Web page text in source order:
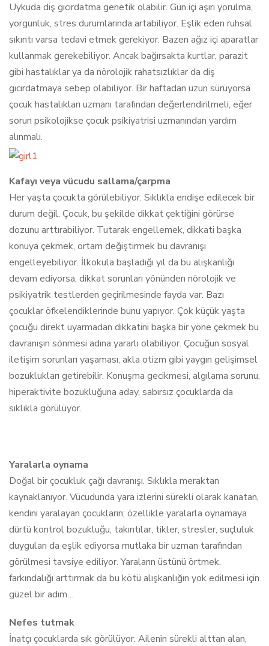
Uykuda diş gıcırdatma genetik olabilir. Gün içi aşırı yorulma,
yorgunluk, stres durumlarında artabiliyor. Eşlik eden ruhsal
sıkıntı varsa tedavi etmek gerekiyor. Bazen ağız içi aparatlar
kullanmak gerekebiliyor. Ancak bağırsakta kurtlar, parazit
gibi hastalıklar ya da nörolojik rahatsızlıklar da diş
gıcırdatmaya sebep olabiliyor. Bir haftadan uzun sürüyorsa
çocuk hastalıkları uzmanı tarafından değerlendirilmeli, eğer
sorun psikolojikse çocuk psikiyatrisi uzmanından yardım
alınmalı.
Kafayı veya vücudu sallama/çarpma
Her yaşta çocukta görülebiliyor. Sıklıkla endişe edilecek bir
durum değil. Çocuk, bu şekilde dikkat çektiğini görürse
dozunu arttırabiliyor. Tutarak engellemek, dikkati başka
konuya çekmek, ortam değiştirmek bu davranışı
engelleyebiliyor. İlkokula başladığı yıl da bu alışkanlığı
devam ediyorsa, dikkat sorunları yönünden nörolojik ve
psikiyatrik testlerden geçirilmesinde fayda var. Bazı
çocuklar öfkelendiklerinde bunu yapıyor. Çok küçük yaşta
çocuğu direkt uyarmadan dikkatini başka bir yöne çekmek bu
davranışın sönmesi adına yararlı olabiliyor. Çocuğun sosyal
iletişim sorunları yaşaması, akla otizm gibi yaygın gelişimsel
bozuklukları getirebilir. Konuşma gecikmesi, algılama sorunu,
hiperaktivite bozukluğuna aday, sabırsız çocuklarda da
sıklıkla görülüyor.
Yaralarla oynama
Doğal bir çocukluk çağı davranışı. Sıklıkla meraktan
kaynaklanıyor. Vücudunda yara izlerini sürekli olarak kanatan,
kendini yaralayan çocukların; özellikle yaralarla oynamaya
dürtü kontrol bozukluğu, takıntılar, tikler, stresler, suçluluk
duyguları da eşlik ediyorsa mutlaka bir uzman tarafından
görülmesi tavsiye ediliyor. Yaraların üstünü örtmek,
farkındalığı arttırmak da bu kötü alışkanlığın yok edilmesi için
güzel bir adım…
Nefes tutmak
İnatçı çocuklarda sık görülüyor. Ailenin sürekli alttan alan,